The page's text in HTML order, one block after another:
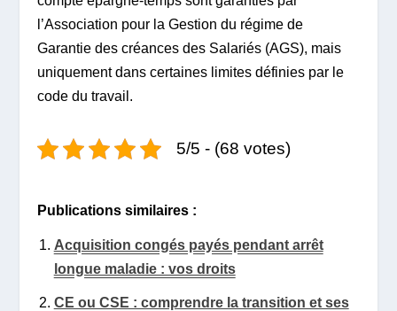
l’Association pour la Gestion du régime de
Garantie des créances des Salariés (AGS), mais
uniquement dans certaines limites définies par le
code du travail.
5/5 - (68 votes)
Publications similaires :
Acquisition congés payés pendant arrêt
longue maladie : vos droits
CE ou CSE : comprendre la transition et ses